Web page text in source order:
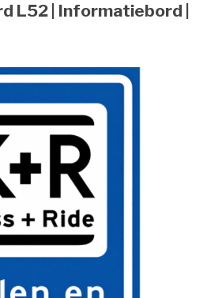
L52 | Informatiebord |